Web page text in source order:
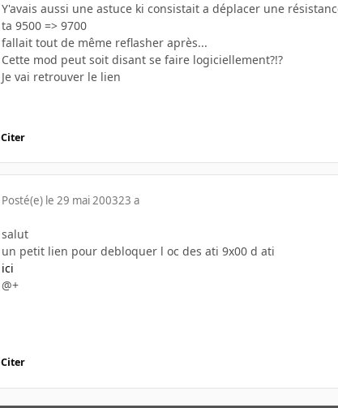
Y'avais aussi une astuce ki consistait a déplacer une
ta 9500 => 9700
fallait tout de même reflasher après...
Cette mod peut soit disant se faire logiciellement?!?
Je vai retrouver le lien
Citer
Posté(e) le 29 mai 200323 a
salut
un petit lien pour debloquer l oc des ati 9x00 d ati
ici
@+
Citer